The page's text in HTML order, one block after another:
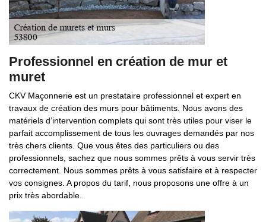
Professionnel en création de mur et
muret
CKV Maçonnerie est un prestataire professionnel et expert en
travaux de création des murs pour bâtiments. Nous avons des
matériels d’intervention complets qui sont très utiles pour viser le
parfait accomplissement de tous les ouvrages demandés par nos
très chers clients. Que vous êtes des particuliers ou des
professionnels, sachez que nous sommes prêts à vous servir très
correctement. Nous sommes prêts à vous satisfaire et à respecter
vos consignes. A propos du tarif, nous proposons une offre à un
prix très abordable.